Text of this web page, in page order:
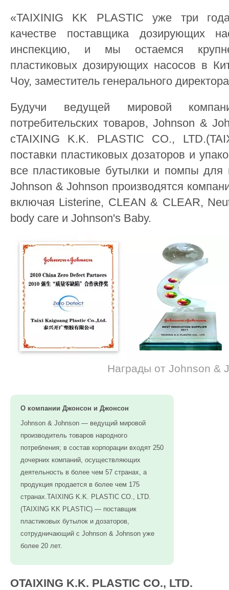
«TAIXINIG KK PLASTIC уже три
качестве поставщика дозирующих
инспекцию, и мы остаемся
пластиковых дозирующих насосов в
Чоу, заместитель генерального
Будучи ведущей мировой
потребительских товаров, Johnson &
сTAIXING K.K. PLASTIC CO.,
поставки пластиковых дозаторов и
все пластиковые бутылки и помпы для
Johnson & Johnson производятся
включая Listerine, CLEAN & CLEAR,
body care и Johnson's Baby.
Награды от Johnson &
О компании Джонсон и Джонсон
Johnson & Johnson — ведущий мировой
производитель товаров народного
потребления; в состав корпорации входят 250
дочерних компаний, осуществляющих
деятельность в более чем 57 странах, а
продукция продается в более чем 175
странах.TAIXING K.K. PLASTIC CO., LTD.
(TAIXING KK PLASTIC) — поставщик
пластиковых бутылок и дозаторов,
сотрудничающий с Johnson & Johnson уже
более 20 лет.
ОTAIXING K.K. PLASTIC CO., LTD.